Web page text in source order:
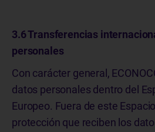
3.6 Transferencias
personales
Con carácter general,
datos personales dentro del
Europeo. Fuera de este
protección que reciben los